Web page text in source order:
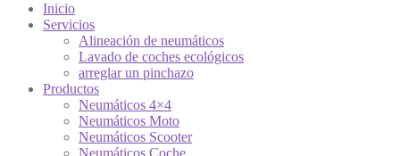
Inicio
Servicios
Alineación de neumáticos
Lavado de coches ecológicos
arreglar un pinchazo
Productos
Neumáticos 4×4
Neumáticos Moto
Neumáticos Scooter
Neumáticos Coche